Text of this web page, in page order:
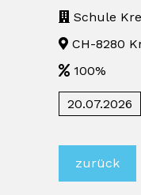
Schule
CH-8280
100%
20.07.2026
zurück